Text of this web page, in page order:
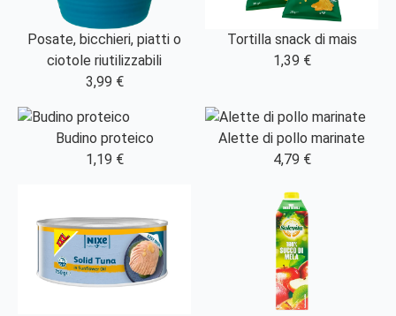
Posate, bicchieri, piatti o
ciotole riutilizzabili
3,99 €
Tortilla snack di mais
1,39 €
Budino proteico
1,19 €
Alette di pollo marinate
4,79 €